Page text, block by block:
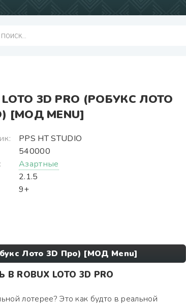
LOTO 3D PRO (РОБУКС ЛОТО
[МОД MENU]
PPS HT STUDIO
540000
Азартные
2.1.5
9+
Лото 3D Про) [МОД Menu]
LOTO 3D PRO
лотерее? Это как будто в реальной